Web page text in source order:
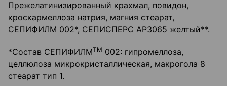
Прежелатинизированный крахмал, повидон,
кроскармеллоза натрия, магния стеарат,
СЕПИФИЛМ 002*, СЕПИСПЕРС АР3065 желтый**.
*Состав СЕПИФИЛМТМ 002: гипромеллоза,
целлюлоза микрокристаллическая, макрогола 8
стеарат тип 1.